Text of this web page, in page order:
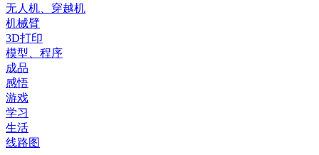
无人机、穿越机
机械臂
3D打印
模型、程序
成品
感悟
游戏
学习
生活
线路图